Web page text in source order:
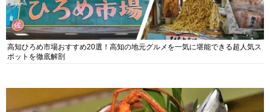
高知ひろめ市場おすすめ20選！高知の地元グルメを一気に堪能できる超人気ス
ポットを徹底解剖